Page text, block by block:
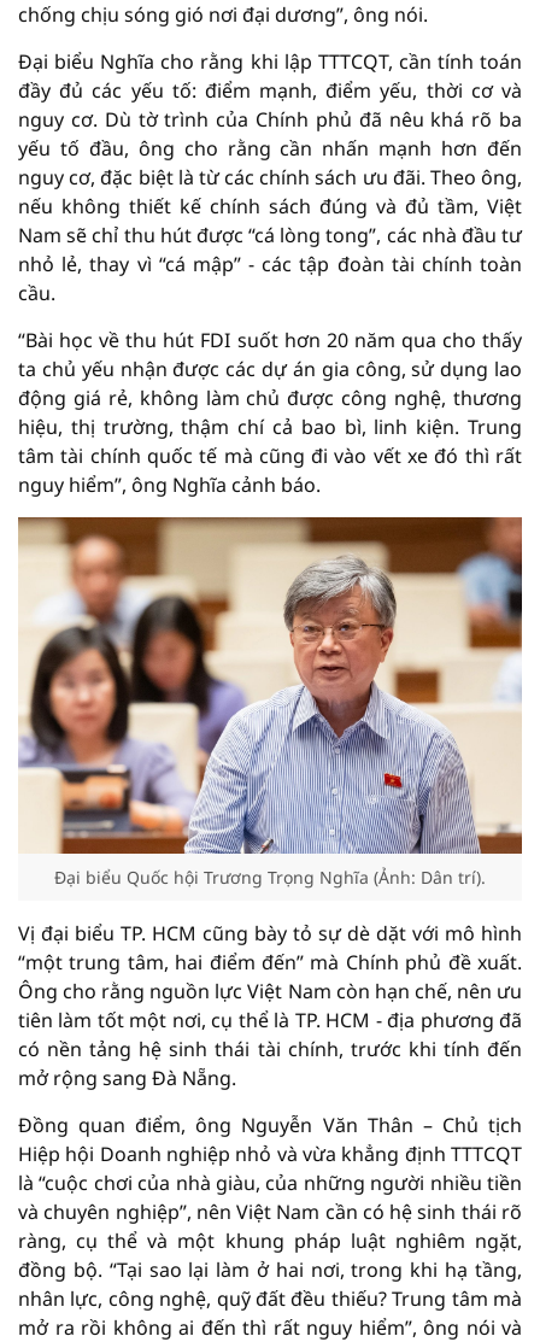
chống chịu sóng gió nơi đại dương”, ông nói.
Đại biểu Nghĩa cho rằng khi lập TTTCQT, cần tính toán
đầy đủ các yếu tố: điểm mạnh, điểm yếu, thời cơ và
nguy cơ. Dù tờ trình của Chính phủ đã nêu khá rõ ba
yếu tố đầu, ông cho rằng cần nhấn mạnh hơn đến
nguy cơ, đặc biệt là từ các chính sách ưu đãi. Theo ông,
nếu không thiết kế chính sách đúng và đủ tầm, Việt
Nam sẽ chỉ thu hút được “cá lòng tong”, các nhà đầu tư
nhỏ lẻ, thay vì “cá mập” - các tập đoàn tài chính toàn
cầu.
“Bài học về thu hút FDI suốt hơn 20 năm qua cho thấy
ta chủ yếu nhận được các dự án gia công, sử dụng lao
động giá rẻ, không làm chủ được công nghệ, thương
hiệu, thị trường, thậm chí cả bao bì, linh kiện. Trung
tâm tài chính quốc tế mà cũng đi vào vết xe đó thì rất
nguy hiểm”, ông Nghĩa cảnh báo.
Đại biểu Quốc hội Trương Trọng Nghĩa (Ảnh: Dân trí).
Vị đại biểu TP. HCM cũng bày tỏ sự dè dặt với mô hình
“một trung tâm, hai điểm đến” mà Chính phủ đề xuất.
Ông cho rằng nguồn lực Việt Nam còn hạn chế, nên ưu
tiên làm tốt một nơi, cụ thể là TP. HCM - địa phương đã
có nền tảng hệ sinh thái tài chính, trước khi tính đến
mở rộng sang Đà Nẵng.
Đồng quan điểm, ông Nguyễn Văn Thân – Chủ tịch
Hiệp hội Doanh nghiệp nhỏ và vừa khẳng định TTTCQT
là “cuộc chơi của nhà giàu, của những người nhiều tiền
và chuyên nghiệp”, nên Việt Nam cần có hệ sinh thái rõ
ràng, cụ thể và một khung pháp luật nghiêm ngặt,
đồng bộ. “Tại sao lại làm ở hai nơi, trong khi hạ tầng,
nhân lực, công nghệ, quỹ đất đều thiếu? Trung tâm mà
mở ra rồi không ai đến thì rất nguy hiểm”, ông nói và